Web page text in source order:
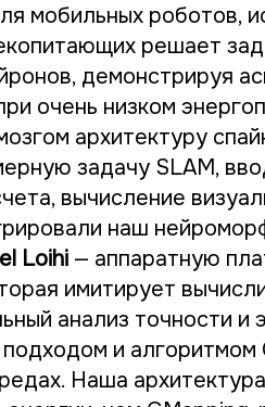
мобильных роботов,
решает
демонстрируя
очень низком
архитектуру
задачу SLAM,
вычисление
наш
Loihi — аппаратную
имитирует
анализ точности и
и алгоритмом
Наша